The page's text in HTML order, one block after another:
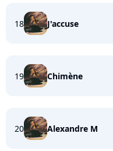
18 J'accuse
19 Chimène
20 Alexandre M